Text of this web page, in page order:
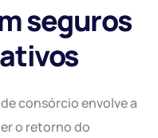
seguros
consórcio envolve a
o retorno do